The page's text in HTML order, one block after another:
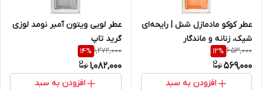
عطر کوکو مادمازل شنل | رایحه‌ای
شیک، زنانه و ماندگار
653,000
12%
569,000
افزودن به سبد
عطر لویی ویتون آمبر نومد لوزی
گرید تاپ
1,272,000
14%
1,082,000
افزودن به سبد